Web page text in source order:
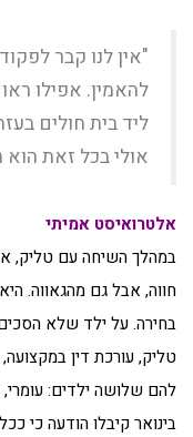
"אין לנו קבר
להאמין. אפילו
ליד בית חולים
אולי בכל זאת הוא
אלטרואיסט אמיתי
במהלך השיחה עם טליק,
חווה, אבל גם מהגאווה.
בחירה. על ילד שלא
טליק, עורכת דין
להם שלושה ילדים:
בינואר קיבלו הודעה כי